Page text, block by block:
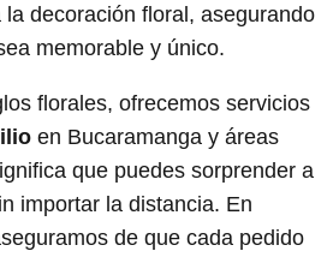
decoración floral, asegurando
memorable y único.
florales, ofrecemos servicios
en Bucaramanga y áreas
que puedes sorprender a
importar la distancia. En
de que cada pedido